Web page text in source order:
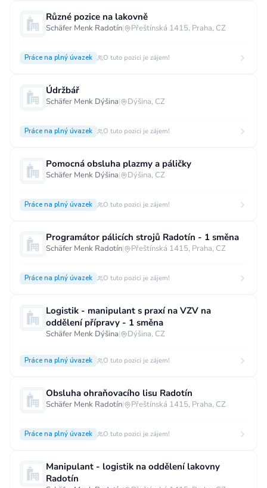
Různé pozice na lakovně
Schäfer Menk Radotín| Přeštínská 1415, Praha, CZ
Práce na plný úvazek O tuto pozici je zájem!
Údržbář
Schäfer Menk Dýšina| Dýšina, CZ
Práce na plný úvazek O tuto pozici je zájem!
Pomocná obsluha plazmy a páličky
Schäfer Menk Dýšina| Dýšina, CZ
Práce na plný úvazek O tuto pozici je zájem!
Programátor pálicích strojů Radotín - 1 směna
Schäfer Menk Radotín| Přeštínská 1415, Praha, CZ
Práce na plný úvazek O tuto pozici je zájem!
Logistik - manipulant s praxí na VZV na
oddělení přípravy - 1 směna
Schäfer Menk Dýšina| Dýšina, CZ
Práce na plný úvazek O tuto pozici je zájem!
Obsluha ohraňovacího lisu Radotín
Schäfer Menk Radotín| Přeštínská 1415, Praha, CZ
Práce na plný úvazek O tuto pozici je zájem!
Manipulant - logistik na oddělení lakovny
Radotín